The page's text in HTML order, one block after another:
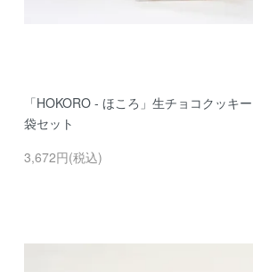
「HOKORO - ほころ」生チョコクッキ
袋セット
3,672円(税込)